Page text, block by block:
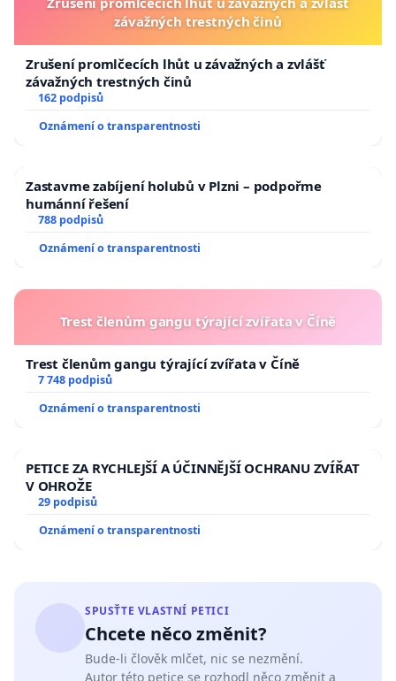
závažných trestných činů
Zrušení promlčecích lhůt u závažných a zvlášť
závažných trestných činů
162 podpisů
Oznámení o transparentnosti
Zastavme zabíjení holubů v Plzni – podpořme
humánní řešení
788 podpisů
Oznámení o transparentnosti
Trest členům gangu týrající zvířata v Číně
Trest členům gangu týrající zvířata v Číně
7 748 podpisů
Oznámení o transparentnosti
PETICE ZA RYCHLEJŠÍ A ÚČINNĚJŠÍ OCHRANU ZVÍŘAT
V OHROŽE
29 podpisů
Oznámení o transparentnosti
SPUSŤTE VLASTNÍ PETICI
Chcete něco změnit?
Bude-li člověk mlčet, nic se nezmění.
Autor této petice se rozhodl něco změnit a